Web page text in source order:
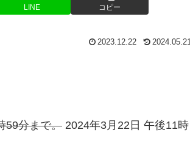
LINE コピー
2023.12.22 2024.05.21
59分まで。 2024年3月22日 午後11時